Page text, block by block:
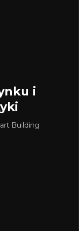
i
Building